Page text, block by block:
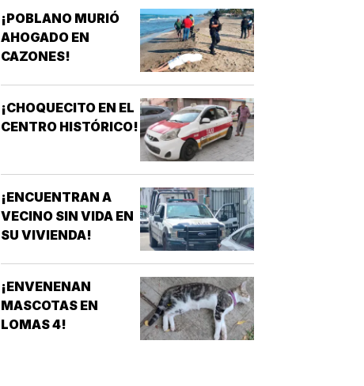
¡POBLANO MURIÓ
AHOGADO EN
CAZONES!
¡CHOQUECITO EN EL
CENTRO HISTÓRICO!
¡ENCUENTRAN A
VECINO SIN VIDA EN
SU VIVIENDA!
¡ENVENENAN
MASCOTAS EN
LOMAS 4!